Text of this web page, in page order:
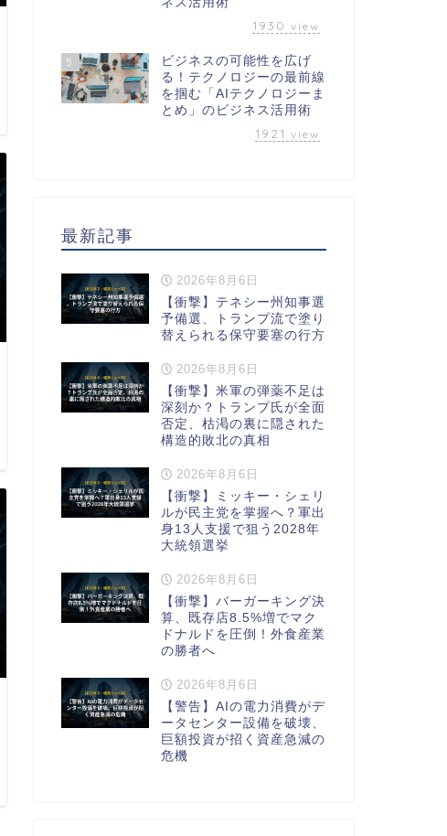
1930 view
5
ビジネスの可能性を広げ
る！テクノロジーの最前線
を掴む「AIテクノロジーま
とめ」のビジネス活用術
1921 view
最新記事
2026年8月6日
【衝撃】テネシー州知事選
予備選、トランプ流で塗り
替えられる保守要塞の行方
2026年8月6日
【衝撃】米軍の弾薬不足は
深刻か？トランプ氏が全面
否定、枯渇の裏に隠された
構造的敗北の真相
2026年8月6日
【衝撃】ミッキー・シェリ
ルが民主党を掌握へ？軍出
身13人支援で狙う2028年
大統領選挙
2026年8月6日
【衝撃】バーガーキング決
算、既存店8.5%増でマク
ドナルドを圧倒！外食産業
の勝者へ
2026年8月6日
【警告】AIの電力消費がデ
ータセンター設備を破壊、
巨額投資が招く資産急減の
危機